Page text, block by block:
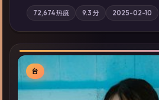
轴，记忆碎片重组后，主角发现自己从
影与配乐强化地域气质；站内亦可通过
剧在线看」延展检索同类型高分佳作
72,674热度 9.3 分 2025-02-10
台